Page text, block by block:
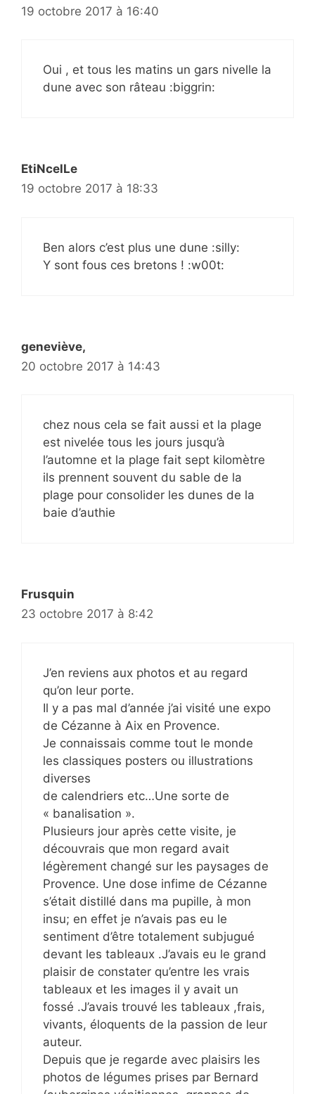
19 octobre 2017 à 16:40
Oui , et tous les matins un gars nivelle la
dune avec son râteau :biggrin:
EtiNcelLe
19 octobre 2017 à 18:33
Ben alors c’est plus une dune :silly:
Y sont fous ces bretons ! :w00t:
geneviève,
20 octobre 2017 à 14:43
chez nous cela se fait aussi et la plage
est nivelée tous les jours jusqu’à
l’automne et la plage fait sept kilomètre
ils prennent souvent du sable de la
plage pour consolider les dunes de la
baie d’authie
Frusquin
23 octobre 2017 à 8:42
J’en reviens aux photos et au regard
qu’on leur porte.
Il y a pas mal d’année j’ai visité une expo
de Cézanne à Aix en Provence.
Je connaissais comme tout le monde
les classiques posters ou illustrations
diverses
de calendriers etc…Une sorte de
« banalisation ».
Plusieurs jour après cette visite, je
découvrais que mon regard avait
légèrement changé sur les paysages de
Provence. Une dose infime de Cézanne
s’était distillé dans ma pupille, à mon
insu; en effet je n’avais pas eu le
sentiment d’être totalement subjugué
devant les tableaux .J’avais eu le grand
plaisir de constater qu’entre les vrais
tableaux et les images il y avait un
fossé .J’avais trouvé les tableaux ,frais,
vivants, éloquents de la passion de leur
auteur.
Depuis que je regarde avec plaisirs les
photos de légumes prises par Bernard